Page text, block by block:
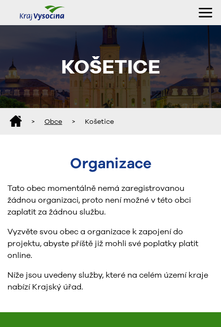
KOŠETICE
> Obce > Košetice
Organizace
Tato obec momentálně nemá zaregistrovanou
žádnou organizaci, proto není možné v této obci
zaplatit za žádnou službu.
Vyzvěte svou obec a organizace k zapojení do
projektu, abyste příště již mohli své poplatky platit
online.
Níže jsou uvedeny služby, které na celém území kraje
nabízí Krajský úřad.